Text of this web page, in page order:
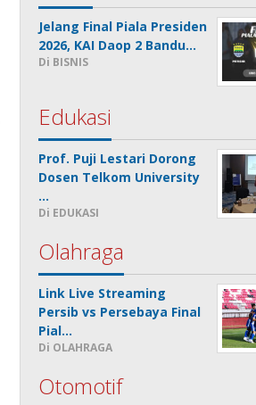
Jelang Final Piala Presiden
2026, KAI Daop 2 Bandu…
Di BISNIS
Edukasi
Prof. Puji Lestari Dorong
Dosen Telkom University
…
Di EDUKASI
Olahraga
Link Live Streaming
Persib vs Persebaya Final
Pial…
Di OLAHRAGA
Otomotif